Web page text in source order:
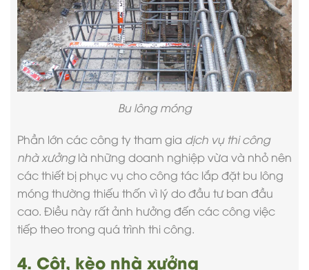
Bu lông móng
Phần lớn các công ty tham gia dịch vụ thi công
nhà xưởnglà những doanh nghiệp vừa và nhỏ nên
các thiết bị phục vụ cho công tác lắp đặt bu lông
móng thường thiếu thốn vì lý do đầu tư ban đầu
cao. Điều này rất ảnh hưởng đến các công việc
tiếp theo trong quá trình thi công.
4. Cột, kèo nhà xưởng